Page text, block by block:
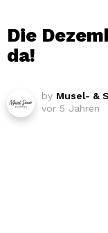
Die
da!
by Musel- &
vor 5 Jahren